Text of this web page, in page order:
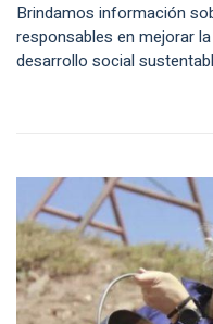
Brindamos información
responsables en mejorar
desarrollo social